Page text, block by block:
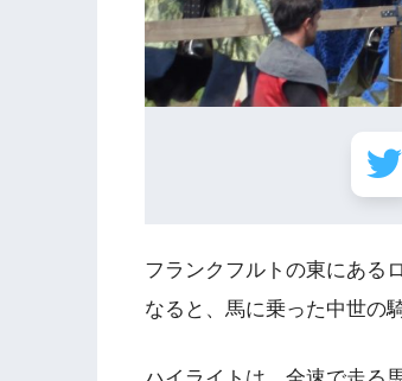
フランクフルトの東にある
なると、 馬に乗った中世の